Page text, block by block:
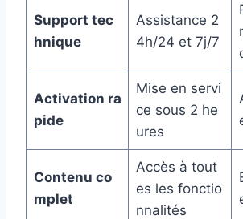
Support tec
hnique
Assistance 2
4h/24 et 7j/7
Activation ra
pide
Mise en servi
ce sous 2 he
ures
Contenu co
mplet
Accès à tout
es les fonctio
nnalités